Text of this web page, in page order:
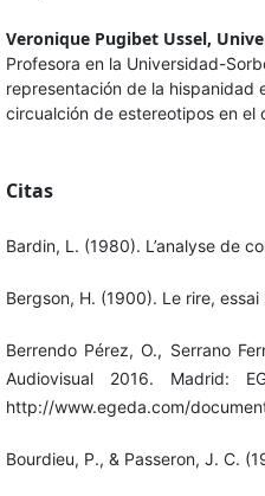
Veronique Pugibet Ussel,
Profesora en la Universidad-
representación de la hispanidad
circualción de estereotipos en el
Citas
Bardin, L. (1980). L’analyse de
Bergson, H. (1900). Le rire,
Berrendo Pérez, O., Serrano
Audiovisual 2016. Madrid:
http://www.egeda.com/
Bourdieu, P., & Passeron, J. C.